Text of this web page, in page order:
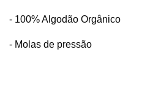
- 100% Algodão Orgânico
- Molas de pressão